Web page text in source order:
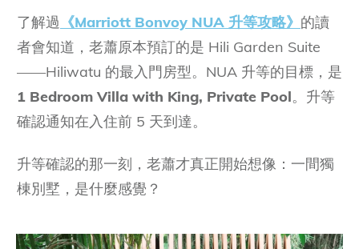
了解過 《Marriott Bonvoy NUA 升等攻略》 的讀
者會知道，老蕭原本預訂的是 Hili Garden Suite
——Hiliwatu 的最入門房型。NUA 升等的目標，是
1 Bedroom Villa with King, Private Pool。升等
確認通知在入住前 5 天到達。
升等確認的那一刻，老蕭才真正開始想像：一間獨
棟別墅，是什麼感覺？